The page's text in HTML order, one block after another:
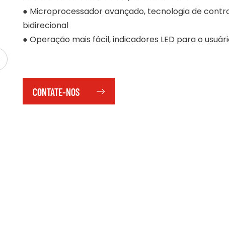
● Microprocessador avançado, tecnologia de
bidirecional
● Operação mais fácil, indicadores LED para o
CONTATE-NOS